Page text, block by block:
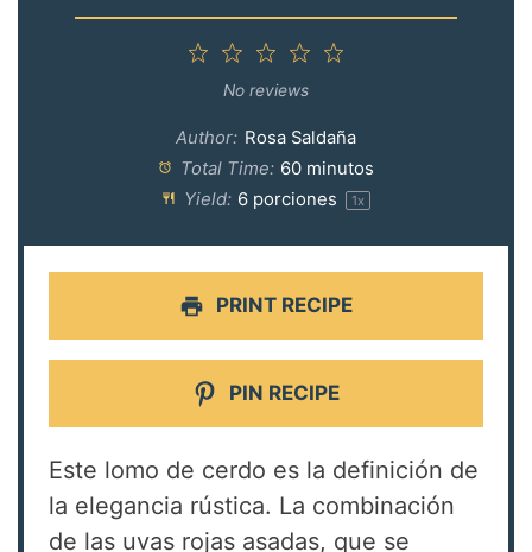
4
3
Stars
2
Stars
Star
No reviews
Author: Rosa Saldaña
Total Time: 60 minutos
Yield: 6 porciones 1x
PRINT RECIPE
PIN RECIPE
Este lomo de cerdo es la definición de
la elegancia rústica. La combinación
de las uvas rojas asadas, que se